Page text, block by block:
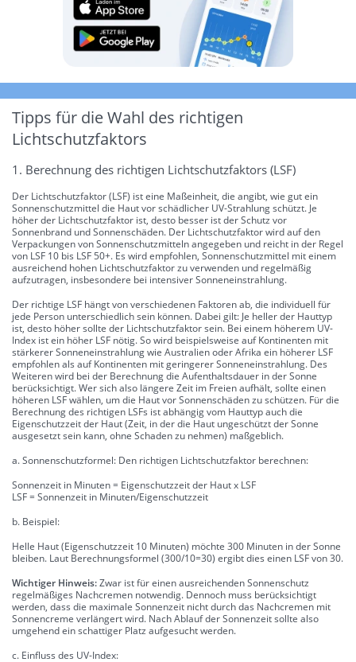
Tipps für die Wahl des richtigen
Lichtschutzfaktors
1. Berechnung des richtigen Lichtschutzfaktors (LSF)
Der Lichtschutzfaktor (LSF) ist eine Maßeinheit, die angibt, wie gut ein
Sonnenschutzmittel die Haut vor schädlicher UV-Strahlung schützt. Je
höher der Lichtschutzfaktor ist, desto besser ist der Schutz vor
Sonnenbrand und Sonnenschäden. Der Lichtschutzfaktor wird auf den
Verpackungen von Sonnenschutzmitteln angegeben und reicht in der Regel
von LSF 10 bis LSF 50+. Es wird empfohlen, Sonnenschutzmittel mit einem
ausreichend hohen Lichtschutzfaktor zu verwenden und regelmäßig
aufzutragen, insbesondere bei intensiver Sonneneinstrahlung.
Der richtige LSF hängt von verschiedenen Faktoren ab, die individuell für
jede Person unterschiedlich sein können. Dabei gilt: Je heller der Hauttyp
ist, desto höher sollte der Lichtschutzfaktor sein. Bei einem höherem UV-
Index ist ein höher LSF nötig. So wird beispielsweise auf Kontinenten mit
stärkerer Sonneneinstrahlung wie Australien oder Afrika ein höherer LSF
empfohlen als auf Kontinenten mit geringerer Sonneneinstrahlung. Des
Weiteren wird bei der Berechnung die Aufenthaltsdauer in der Sonne
berücksichtigt. Wer sich also längere Zeit im Freien aufhält, sollte einen
höheren LSF wählen, um die Haut vor Sonnenschäden zu schützen. Für die
Berechnung des richtigen LSFs ist abhängig vom Hauttyp auch die
Eigenschutzzeit der Haut (Zeit, in der die Haut ungeschützt der Sonne
ausgesetzt sein kann, ohne Schaden zu nehmen) maßgeblich.
a. Sonnenschutzformel: Den richtigen Lichtschutzfaktor berechnen:
Sonnenzeit in Minuten = Eigenschutzzeit der Haut x LSF
LSF = Sonnenzeit in Minuten/Eigenschutzzeit
b. Beispiel:
Helle Haut (Eigenschutzzeit 10 Minuten) möchte 300 Minuten in der Sonne
bleiben. Laut Berechnungsformel (300/10=30) ergibt dies einen LSF von 30.
Wichtiger Hinweis:Zwar ist für einen ausreichenden Sonnenschutz
regelmäßiges Nachcremen notwendig. Dennoch muss berücksichtigt
werden, dass die maximale Sonnenzeit nicht durch das Nachcremen mit
Sonnencreme verlängert wird. Nach Ablauf der Sonnenzeit sollte also
umgehend ein schattiger Platz aufgesucht werden.
c. Einfluss des UV-Index: